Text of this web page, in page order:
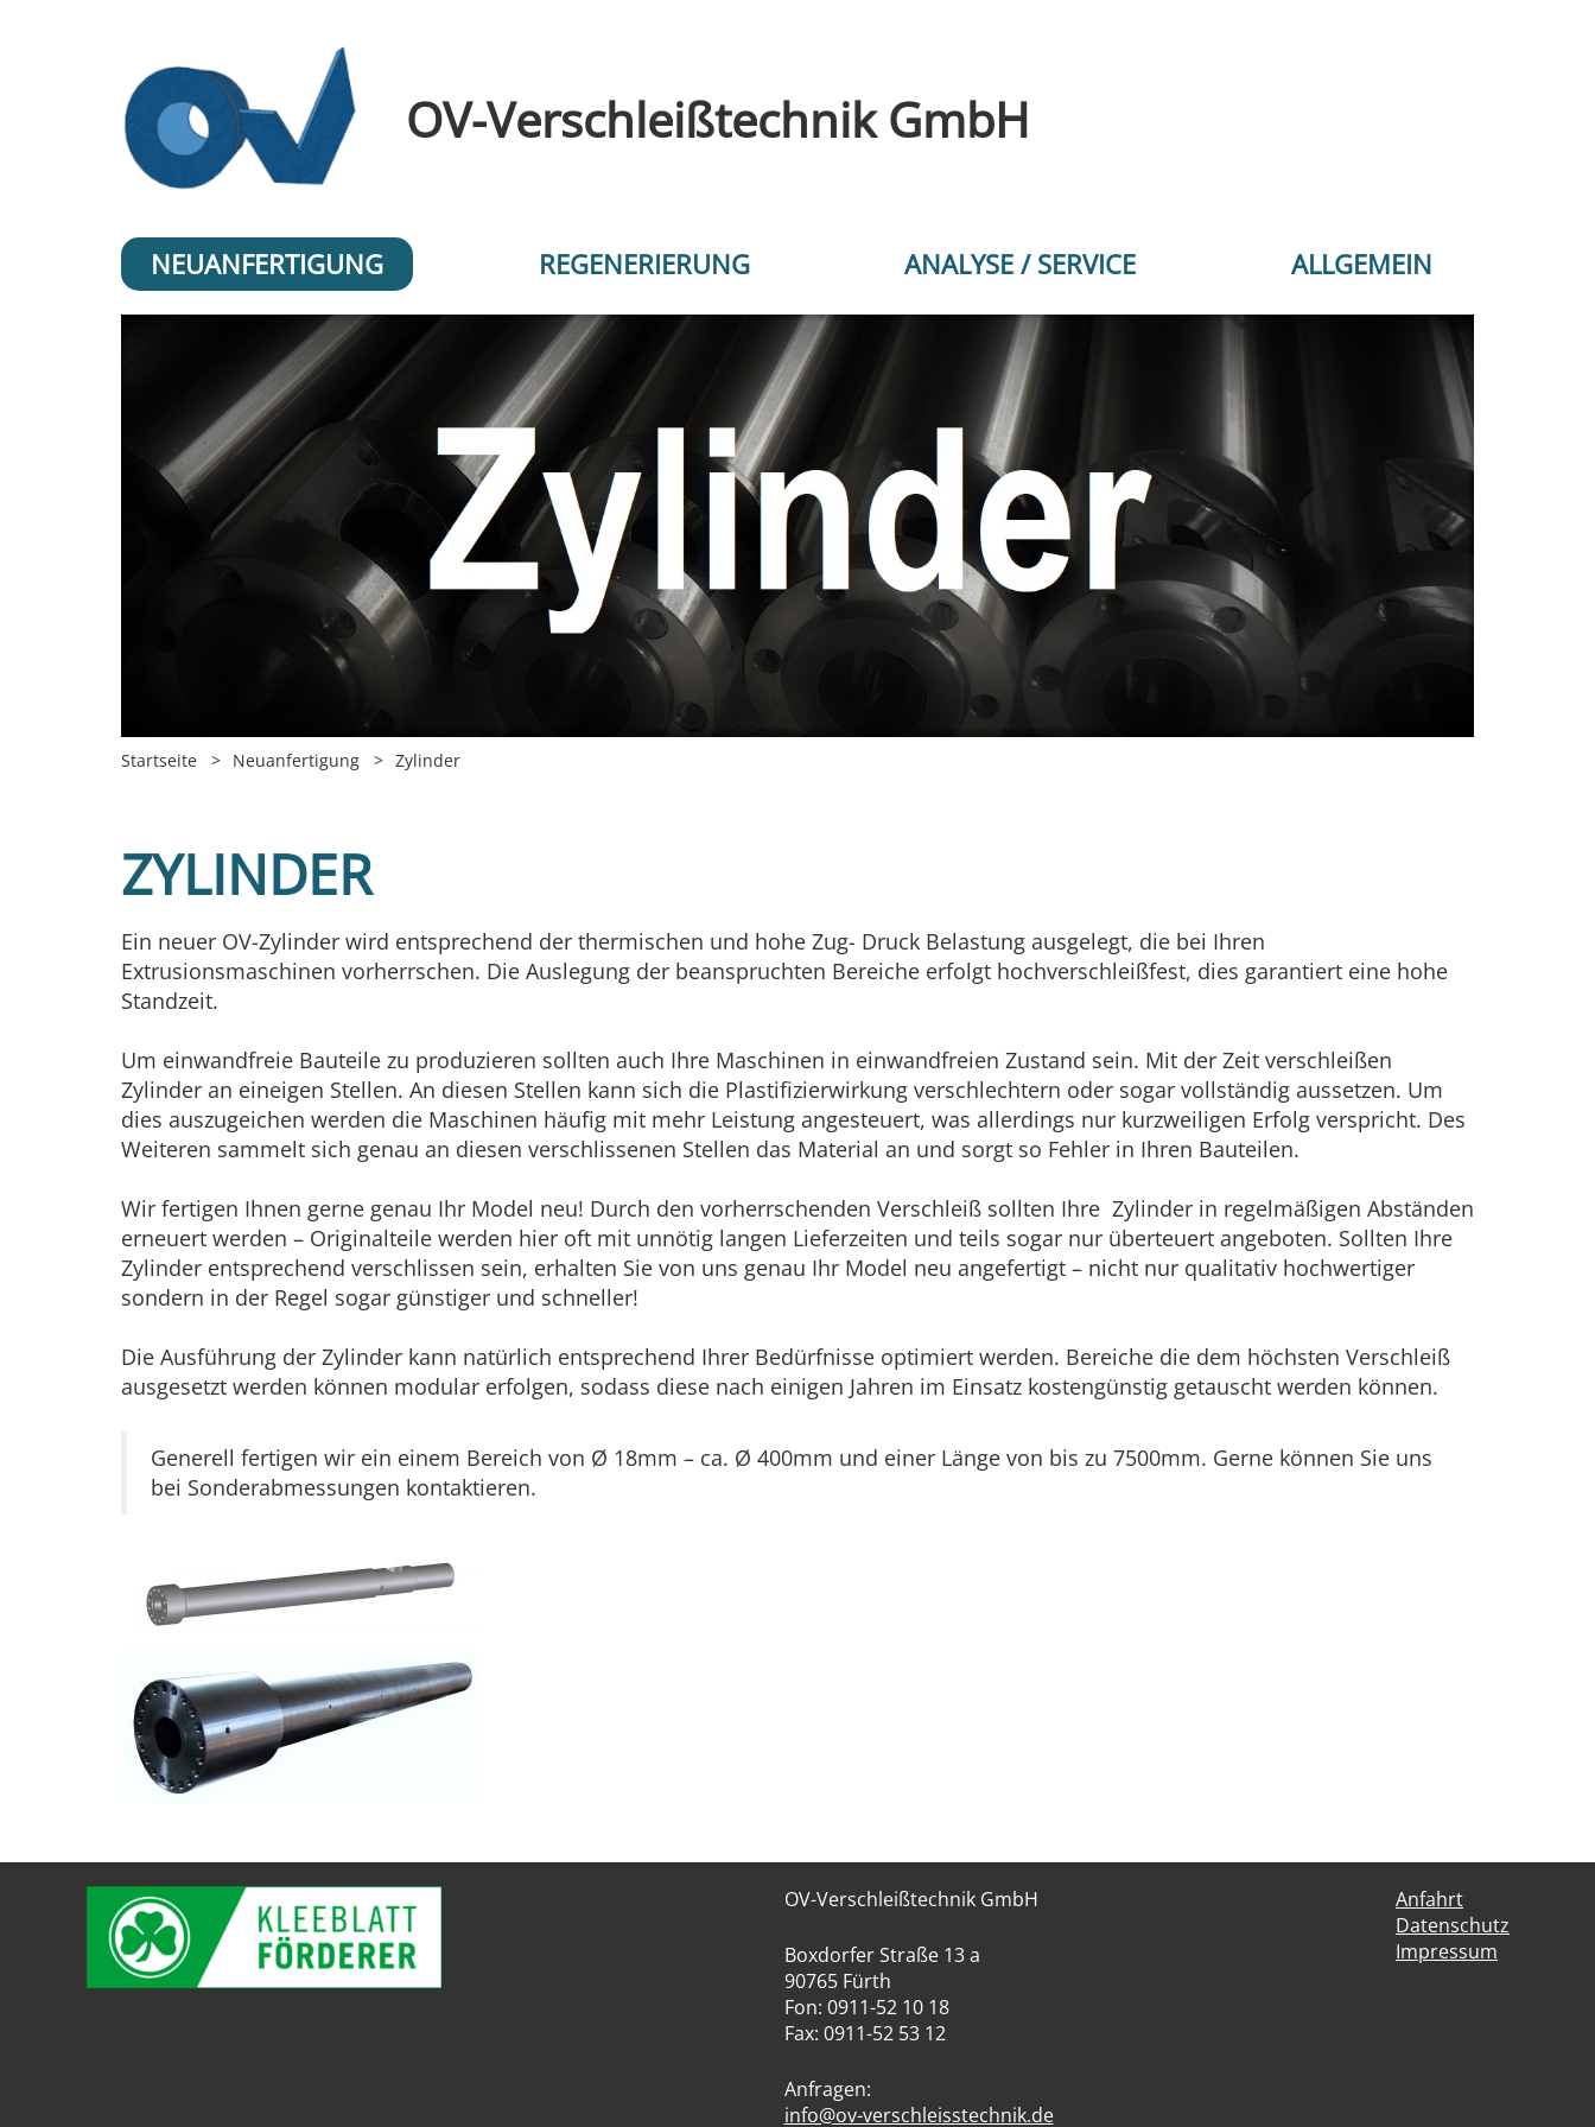
OV-Verschleißtechnik GmbH
NEUANFERTIGUNG REGENERIERUNG ANALYSE / SERVICE ALLGEMEIN
Startseite Neuanfertigung Zylinder
ZYLINDER
Ein neuer OV-Zylinder wird entsprechend der thermischen und hohe Zug- Druck Belastung ausgelegt, die bei Ihren
Extrusionsmaschinen vorherrschen. Die Auslegung der beanspruchten Bereiche erfolgt hochverschleißfest, dies garantiert eine hohe
Standzeit.
Um einwandfreie Bauteile zu produzieren sollten auch Ihre Maschinen in einwandfreien Zustand sein. Mit der Zeit verschleißen
Zylinder an eineigen Stellen. An diesen Stellen kann sich die Plastifizierwirkung verschlechtern oder sogar vollständig aussetzen. Um
dies auszugeichen werden die Maschinen häufig mit mehr Leistung angesteuert, was allerdings nur kurzweiligen Erfolg verspricht. Des
Weiteren sammelt sich genau an diesen verschlissenen Stellen das Material an und sorgt so Fehler in Ihren Bauteilen.
Wir fertigen Ihnen gerne genau Ihr Model neu! Durch den vorherrschenden Verschleiß sollten Ihre Zylinder in regelmäßigen Abständen
erneuert werden – Originalteile werden hier oft mit unnötig langen Lieferzeiten und teils sogar nur überteuert angeboten. Sollten Ihre
Zylinder entsprechend verschlissen sein, erhalten Sie von uns genau Ihr Model neu angefertigt – nicht nur qualitativ hochwertiger
sondern in der Regel sogar günstiger und schneller!
Die Ausführung der Zylinder kann natürlich entsprechend Ihrer Bedürfnisse optimiert werden. Bereiche die dem höchsten Verschleiß
ausgesetzt werden können modular erfolgen, sodass diese nach einigen Jahren im Einsatz kostengünstig getauscht werden können.
Generell fertigen wir ein einem Bereich von Ø 18mm – ca. Ø 400mm und einer Länge von bis zu 7500mm. Gerne können Sie uns
bei Sonderabmessungen kontaktieren.
OV-Verschleißtechnik GmbH
Boxdorfer Straße 13 a
90765 Fürth
Fon: 0911-52 10 18
Fax: 0911-52 53 12
Anfragen:
info@ov-verschleisstechnik.de
Anfahrt
Datenschutz
Impressum